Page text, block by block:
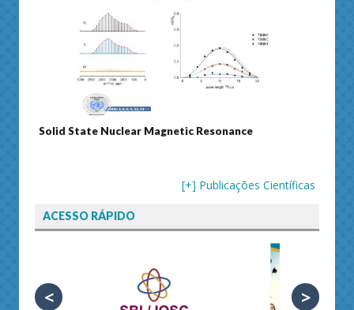
Magnetic Resonance Journal of Separation
[+] Publicações Científicas
ACESSO RÁPIDO
< >